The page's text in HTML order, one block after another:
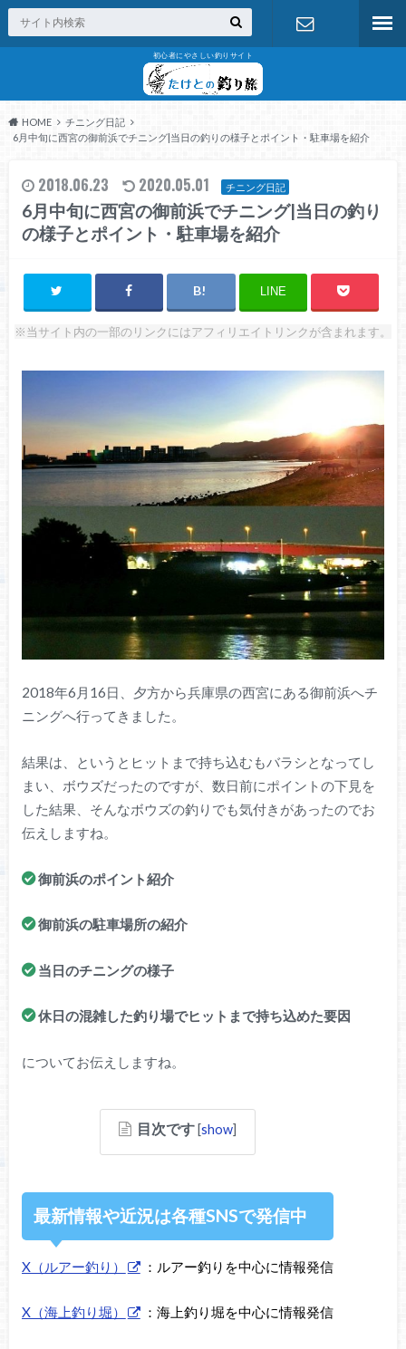
初心者にやさしい釣りサイト
HOME
チニング日記
6月中旬に西宮の御前浜でチニング|当日の釣りの様子とポイント・駐車場を紹介
2018.06.23 2020.05.01 チニング日記
6月中旬に西宮の御前浜でチニング|当日の釣り
の様子とポイント・駐車場を紹介
LINE
※当サイト内の一部のリンクにはアフィリエイトリンクが含まれます。
2018年6月16日、夕方から兵庫県の西宮にある御前浜へチ
ニングへ行ってきました。
結果は、というとヒットまで持ち込むもバラシとなってし
まい、ボウズだったのですが、数日前にポイントの下見を
した結果、そんなボウズの釣りでも気付きがあったのでお
伝えしますね。
御前浜のポイント紹介
御前浜の駐車場所の紹介
当日のチニングの様子
休日の混雑した釣り場でヒットまで持ち込めた要因
についてお伝えしますね。
目次です [show]
最新情報や近況は各種SNSで発信中
X（ルアー釣り） ：ルアー釣りを中心に情報発信
X（海上釣り堀） ：海上釣り堀を中心に情報発信